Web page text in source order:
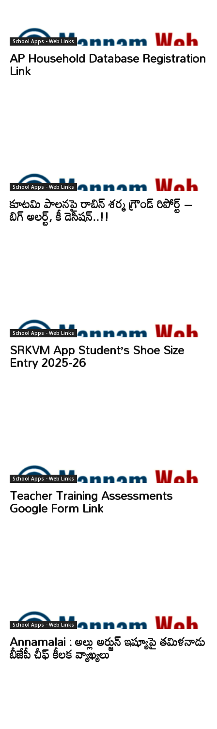
School Apps - Web Links
AP Household Database Registration
Link
School Apps - Web Links
కూటమి పాలనపై రాబిన్ శర్మ గ్రౌండ్ రిపోర్ట్ –
బిగ్ అలర్ట్, కీ డెసిషన్..!!
School Apps - Web Links
SRKVM App Student’s Shoe Size
Entry 2025-26
School Apps - Web Links
Teacher Training Assessments
Google Form Link
School Apps - Web Links
Annamalai : అల్లు అర్జున్ ఇష్యూపై తమిళనాడు
బీజేపీ చీఫ్ కీలక వ్యాఖ్యలు